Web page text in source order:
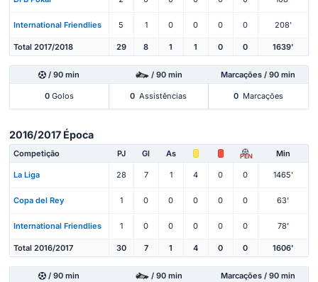
International Friendlies 5 1 0 0 0 0 208'
Total 2017/2018 29 8 1 1 0 0 1639'
/ 90 min / 90 min Marcações / 90 min
0Golos 0 Assistências 0 Marcações
2016/2017 Época
Competição PJ Gl As PEN Min
La Liga 28 7 1 4 0 0 1465'
Copa del Rey 1 0 0 0 0 0 63'
International Friendlies 1 0 0 0 0 0 78'
Total 2016/2017 30 7 1 4 0 0 1606'
/ 90 min / 90 min Marcações / 90 min